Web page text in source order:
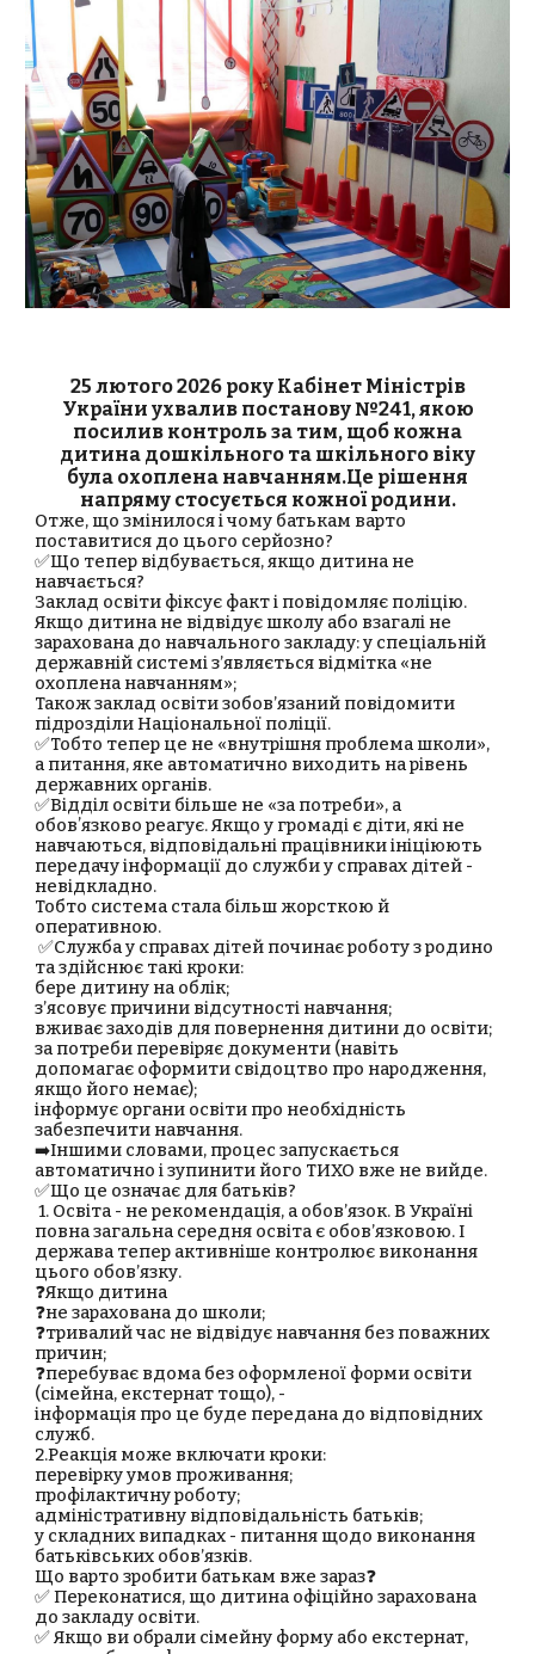
25 лютого 2026 року Кабінет Міністрів
України ухвалив постанову №241, якою
посилив контроль за тим, щоб кожна
дитина дошкільного та шкільного віку
була охоплена навчанням.Це рішення
напряму стосується кожної родини.
Отже, що змінилося і чому батькам варто
поставитися до цього серйозно?
✅Що тепер відбувається, якщо дитина не
навчається?
Заклад освіти фіксує факт і повідомляє поліцію.
Якщо дитина не відвідує школу або взагалі не
зарахована до навчального закладу: у спеціальній
державній системі з’являється відмітка «не
охоплена навчанням»;
Також заклад освіти зобов’язаний повідомити
підрозділи Національної поліції.
✅Тобто тепер це не «внутрішня проблема школи»,
а питання, яке автоматично виходить на рівень
державних органів.
✅Відділ освіти більше не «за потреби», а
обовʼязково реагує. Якщо у громаді є діти, які не
навчаються, відповідальні працівники ініціюють
передачу інформації до служби у справах дітей -
невідкладно.
Тобто система стала більш жорсткою й
оперативною.
✅Служба у справах дітей починає роботу з родино
та здійснює такі кроки:
бере дитину на облік;
з’ясовує причини відсутності навчання;
вживає заходів для повернення дитини до освіти;
за потреби перевіряє документи (навіть
допомагає оформити свідоцтво про народження,
якщо його немає);
інформує органи освіти про необхідність
забезпечити навчання.
➡️Іншими словами, процес запускається
автоматично і зупинити його ТИХО вже не вийде.
✅Що це означає для батьків?
1. Освіта - не рекомендація, а обов’язок. В Україні
повна загальна середня освіта є обов’язковою. І
держава тепер активніше контролює виконання
цього обов’язку.
❓Якщо дитина
❓не зарахована до школи;
❓тривалий час не відвідує навчання без поважних
причин;
❓перебуває вдома без оформленої форми освіти
(сімейна, екстернат тощо), -
інформація про це буде передана до відповідних
служб.
2.Реакція може включати кроки:
перевірку умов проживання;
профілактичну роботу;
адміністративну відповідальність батьків;
у складних випадках - питання щодо виконання
батьківських обов’язків.
Що варто зробити батькам вже зараз❓
✅ Переконатися, що дитина офіційно зарахована
до закладу освіти.
✅ Якщо ви обрали сімейну форму або екстернат,